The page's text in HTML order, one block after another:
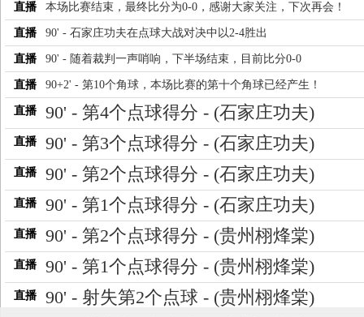
直播 本场比赛结束，最终比分为0-0，感谢大家关注，下次再会！
直播 90' - 石家庄功夫在点球大战对决中以2-4胜出
直播 90' - 随着裁判一声哨响，下半场结束，目前比分0-0
直播 90+2' - 第10个角球，本场比赛的第十个角球已经产生！
直播 90' - 第4个点球得分 - (石家庄功夫)
直播 90' - 第3个点球得分 - (石家庄功夫)
直播 90' - 第2个点球得分 - (石家庄功夫)
直播 90' - 第1个点球得分 - (石家庄功夫)
直播 90' - 第2个点球得分 - (贵州栩烽棠)
直播 90' - 第1个点球得分 - (贵州栩烽棠)
直播 90' - 射失第2个点球 - (贵州栩烽棠)